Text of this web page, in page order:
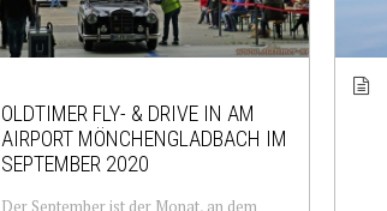
OLDTIMER FLY- & DRIVE IN AM
AIRPORT MÖNCHENGLADBACH IM
SEPTEMBER 2020
Der September ist der Monat, an dem